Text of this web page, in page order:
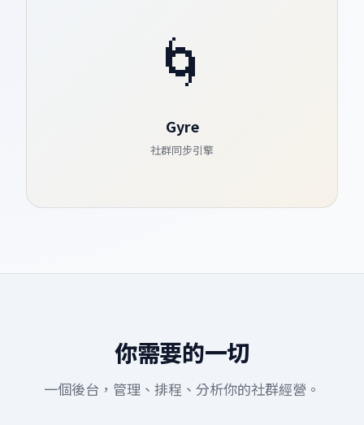
🌀
Gyre
社群同步引擎
你需要的一切
一個後台，管理、排程、分析你的社群經營。